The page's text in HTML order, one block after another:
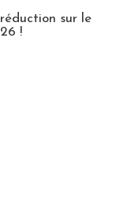
sur le
!